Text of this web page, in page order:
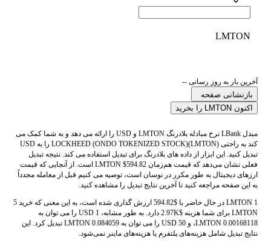
LMTON
آخرین بار به روز رسانی --
بازنشانی صفحه
اکنون LMTON را بخرید
مبدل LBank نرخ مبادله بلادرنگ LMTON و USD را ارائه می دهد و به شما کمک می
کند به راحتی LOCKHEED (ONDO TOKENIZED STOCK)(LMTON) را به USD
تبدیل کنید. این ابزار از داده های بلادرنگ برای تبدیل استفاده می کند. نتیجه تبدیل
فعلی نشان می‌دهد که قیمت هم‌زمان LMTON $594.82 است. از آنجایی که قیمت
ارزهای دیجیتال به طور مکرر در نوسان است، توصیه می کنیم قبل از معامله مجدداً
به این صفحه مراجعه کنید تا آخرین نتایج تبدیل را مشاهده کنید.
1 LMTON در حال حاضر با $594.82 ارزش گذاری شده است، به این معنی که خرید 5
LMTON برای شما هزینه $2.97K دارد. به طور مشابه، 1 USD را می توان به
0.00168118 LMTON، و 50 USD را می توان به 0.084059 LMTON تبدیل کرد. این
نتایج تبدیل شامل هزینه‌های پلتفرم یا هزینه‌های ماینر نمی‌شود.